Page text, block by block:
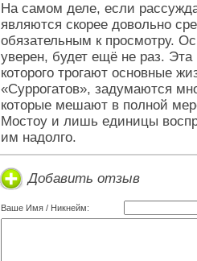
На самом деле, если
являются скорее довольно
обязательным к просмотру.
уверен, будет ещё не раз. Эта
которого трогают основные
«Суррогатов», задумаются
которые мешают в полной
Мостоу и лишь единицы
им надолго.
Добавить отзыв
Ваше Имя / Никнейм: